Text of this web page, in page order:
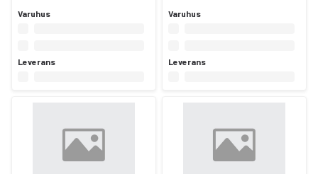
Varuhus
Leverans
Varuhus
Leverans